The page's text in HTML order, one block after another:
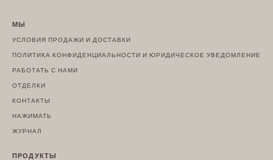
МЫ
УСЛОВИЯ ПРОДАЖИ И ДОСТАВКИ
ПОЛИТИКА КОНФИДЕНЦИАЛЬНОСТИ И ЮРИДИЧЕСКОЕ УВЕДОМЛЕНИЕ
РАБОТАТЬ С НАМИ
ОТДЕЛКИ
КОНТАКТЫ
НАЖИМАТЬ
ЖУРНАЛ
ПРОДУКТЫ